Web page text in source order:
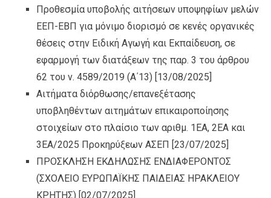
Προθεσμία υποβολής αιτήσεων υποψηφίων μελών
ΕΕΠ-ΕΒΠ για μόνιμο διορισμό σε κενές οργανικές
θέσεις στην Ειδική Αγωγή και Εκπαίδευση, σε
εφαρμογή των διατάξεων της παρ. 3 του άρθρου
62 του ν. 4589/2019 (Α΄13) [13/08/2025]
Αιτήματα διόρθωσης/επανεξέτασης
υποβληθέντων αιτημάτων επικαιροποίησης
στοιχείων στο πλαίσιο των αριθμ. 1ΕΑ, 2ΕΑ και
3ΕΑ/2025 Προκηρύξεων ΑΣΕΠ [23/07/2025]
ΠΡΟΣΚΛΗΣΗ ΕΚΔΗΛΩΣΗΣ ΕΝΔΙΑΦΕΡΟΝΤΟΣ
(ΣΧΟΛΕΙΟ ΕΥΡΩΠΑΪΚΗΣ ΠΑΙΔΕΙΑΣ ΗΡΑΚΛΕΙΟΥ
ΚΡΗΤΗΣ) [02/07/2025]